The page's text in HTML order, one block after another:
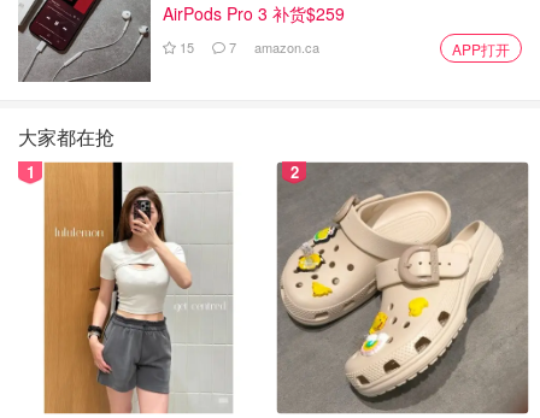
AirPods Pro 3 补货$259
15 7 amazon.ca APP打开
大家都在抢
1 2